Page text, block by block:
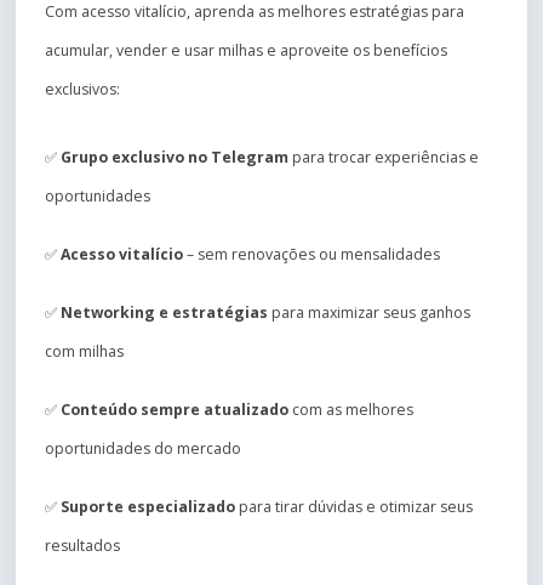
Com acesso vitalício, aprenda as melhores estratégias para
acumular, vender e usar milhas e aproveite os benefícios
exclusivos:
✅ Grupo exclusivo no Telegram para trocar experiências e
oportunidades
✅Acesso vitalício– sem renovações ou mensalidades
✅ Networking e estratégias para maximizar seus ganhos
com milhas
✅ Conteúdo sempre atualizado com as melhores
oportunidades do mercado
✅ Suporte especializado para tirar dúvidas e otimizar seus
resultados